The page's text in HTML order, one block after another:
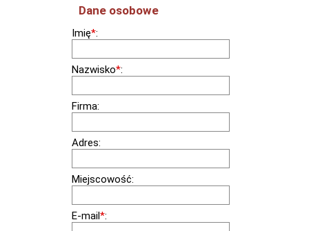
Dane osobowe
Imię*:
Nazwisko*:
Firma:
Adres:
Miejscowość:
E-mail*: